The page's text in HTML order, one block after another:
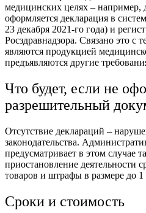
медицинских целях – например,
оформляется декларация в
23 декабря 2021-го года) и
Росздравнадзора. Связано это с
являются продукцией
предъявляются другие
Что будет, если не
разрешительный
Отсутствие деклараций –
законодательства.
предусматривает в этом случае
приостановление деятельности
товаров и штрафы в размере до
Сроки и стоимость